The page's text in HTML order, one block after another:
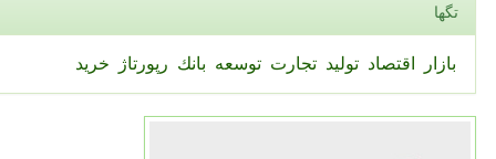
تگها
بازار اقتصاد تولید تجارت توسعه بانك رپورتاژ خرید